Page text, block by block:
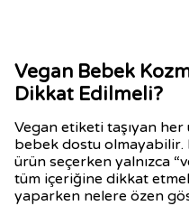
Vegan Bebek
Dikkat Edilmeli?
Vegan etiketi taşıyan her
bebek dostu
ürün seçerken yalnızca
tüm içeriğine dikkat
yaparken nelere özen